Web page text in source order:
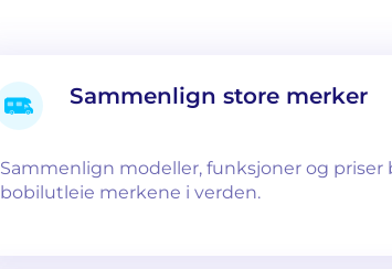
Sammenlign store merker
Sammenlign modeller, funksjoner og priser
bobilutleie merkene i verden.